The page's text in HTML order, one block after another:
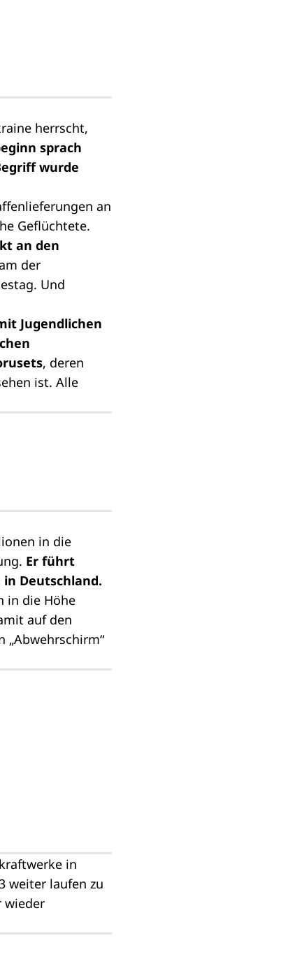
herrscht,
sprach
wurde
an
Geflüchtete.
an den
der
Und
Jugendlichen
, deren
ist. Alle
in die
Er führt
Deutschland.
in die Höhe
auf den
„Abwehrschirm“
in
weiter laufen zu
wieder